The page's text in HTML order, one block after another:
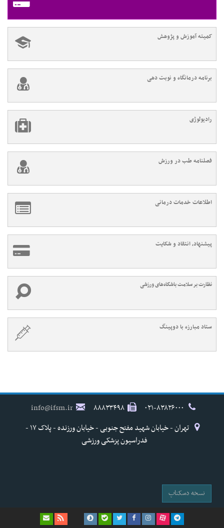
کمیته آموزش و پژوهش
برنامه درمانگاه و نوبت دهی
رادیولوژی
فصلنامه طب در ورزش
اطلاعات خدمات درمانی
پیشنهاد، انتقاد و شکایت
نظارت بر سلامت باشگاه‌های ورزشی
ستاد مبارزه با دوپینگ
۸۸۸۳۳۴۹۸
info@ifsm.ir
تهران - خیابان شهید مفتح جنوبی - خیابان ورزنده - پلاک ۱۷ -
فدراسیون پزشکی ورزشی
نسخه دسکتاپ